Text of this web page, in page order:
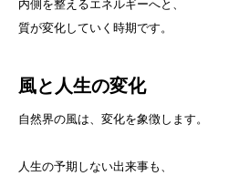
内側を整えるエネルギーへと、
質が変化していく時期です。
風と人生の変化
自然界の風は、変化を象徴します。
人生の予期しない出来事も、